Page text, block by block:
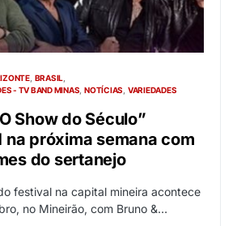
BRASIL
- TV BAND MINAS NOTÍCIAS VARIEDADES
Show do Século”
na próxima semana com
do sertanejo
festival na capital mineira acontece
no Mineirão, com Bruno &…